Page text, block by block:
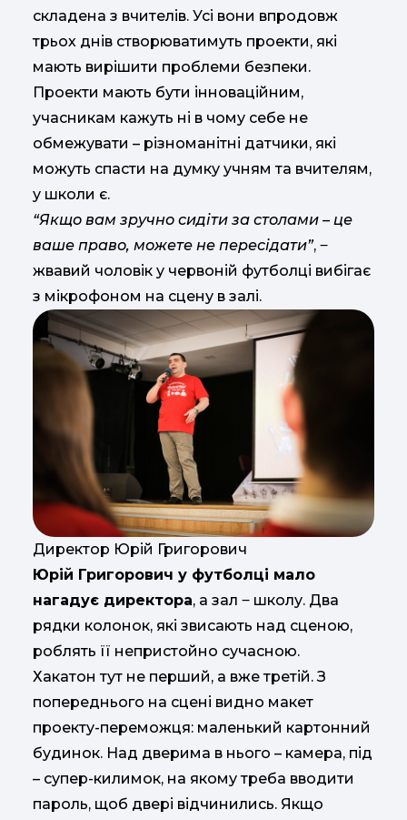
складена з вчителів. Усі вони впродовж
трьох днів створюватимуть проекти, які
мають вирішити проблеми безпеки.
Проекти мають бути інноваційним,
учасникам кажуть ні в чому себе не
обмежувати – різноманітні датчики, які
можуть спасти на думку учням та вчителям,
у школи є.
“Якщо вам зручно сидіти за столами – це
ваше право, можете не пересідати”, ‒
жвавий чоловік у червоній футболці вибігає
з мікрофоном на сцену в залі.
Директор Юрій Григорович
Юрій Григорович у футболці мало
нагадує директора, а зал ‒ школу. Два
рядки колонок, які звисають над сценою,
роблять її непристойно сучасною.
Хакатон тут не перший, а вже третій. З
попереднього на сцені видно макет
проекту-переможця: маленький картонний
будинок. Над дверима в нього – камера, під
– супер-килимок, на якому треба вводити
пароль, щоб двері відчинились. Якщо